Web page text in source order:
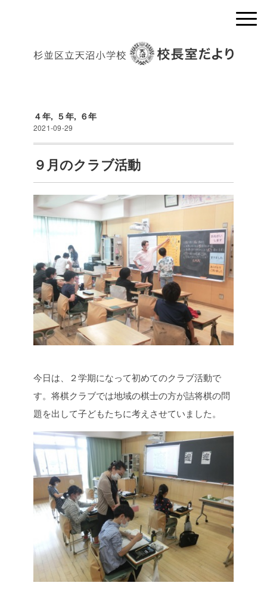
４年, ５年, ６年
2021-09-29
９月のクラブ活動
今日は、２学期になって初めてのクラブ活動で
す。将棋クラブでは地域の棋士の方が詰将棋の問
題を出して子どもたちに考えさせていました。